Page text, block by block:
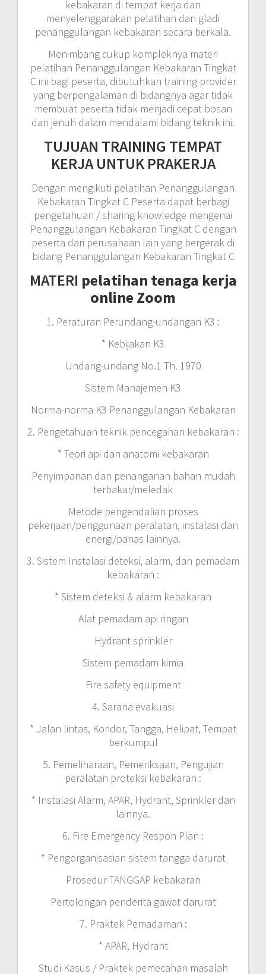
kebakaran di tempat kerja dan
menyelenggarakan pelatihan dan gladi
penanggulangan kebakaran secara berkala.
Menimbang cukup kompleknya materi
pelatihan Penanggulangan Kebakaran Tingkat
C ini bagi peserta, dibutuhkan training provider
yang berpengalaman di bidangnya agar tidak
membuat peserta tidak menjadi cepat bosan
dan jenuh dalam mendalami bidang teknik ini.
TUJUAN TRAINING TEMPAT
KERJA UNTUK PRAKERJA
Dengan mengikuti pelatihan Penanggulangan
Kebakaran Tingkat C Peserta dapat berbagi
pengetahuan / sharing knowledge mengenai
Penanggulangan Kebakaran Tingkat C dengan
peserta dari perusahaan lain yang bergerak di
bidang Penanggulangan Kebakaran Tingkat C
MATERI pelatihan tenaga kerja
online Zoom
1. Peraturan Perundang-undangan K3 :
* Kebijakan K3
Undang-undang No.1 Th. 1970
Sistem Manajemen K3
Norma-norma K3 Penanggulangan Kebakaran
2. Pengetahuan teknik pencegahan kebakaran :
* Teori api dan anatomi kebakaran
Penyimpanan dan penanganan bahan mudah
terbakar/meledak
Metode pengendalian proses
pekerjaan/penggunaan peralatan, instalasi dan
energi/panas lainnya.
3. Sistem Instalasi deteksi, alarm, dan pemadam
kebakaran :
* Sistem deteksi & alarm kebakaran
Alat pemadam api ringan
Hydrant sprinkler
Sistem pemadam kimia
Fire safety equipment
4. Sarana evakuasi
* Jalan lintas, Koridor, Tangga, Helipat, Tempat
berkumpul
5. Pemeliharaan, Pemeriksaan, Pengujian
peralatan proteksi kebakaran :
* Instalasi Alarm, APAR, Hydrant, Sprinkler dan
lainnya.
6. Fire Emergency Respon Plan :
* Pengorganisasian sistem tangga darurat
Prosedur TANGGAP kebakaran
Pertolongan penderita gawat darurat
7. Praktek Pemadaman :
* APAR, Hydrant
Studi Kasus / Praktek pemecahan masalah